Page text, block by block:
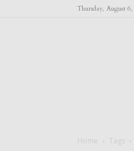
Thursday, August
Home Tags